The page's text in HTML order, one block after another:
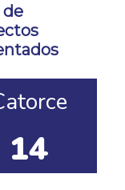
de
14